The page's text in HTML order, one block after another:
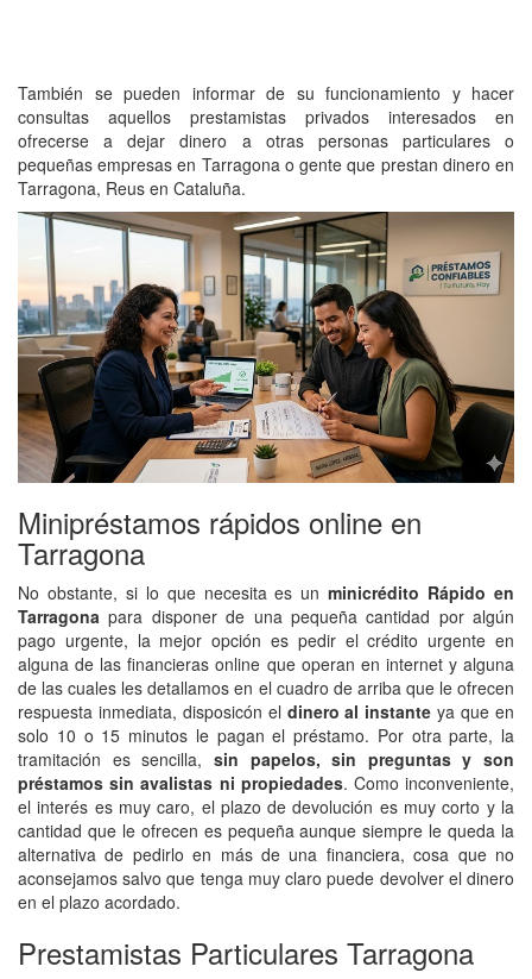
También se pueden informar de su funcionamiento y hacer
consultas aquellos prestamistas privados interesados en
ofrecerse a dejar dinero a otras personas particulares o
pequeñas empresas en Tarragona o gente que prestan dinero en
Tarragona, Reus en Cataluña.
Minipréstamos rápidos online en
Tarragona
No obstante, si lo que necesita es unminicrédito Rápido en
Tarragona para disponer de una pequeña cantidad por algún
pago urgente, la mejor opción es pedir el crédito urgente en
alguna de las financieras online que operan en internet y alguna
de las cuales les detallamos en el cuadro de arriba que le ofrecen
respuesta inmediata, disposicón el dinero al instante ya que en
solo 10 o 15 minutos le pagan el préstamo. Por otra parte, la
tramitación es sencilla, sin papelos, sin preguntas y son
préstamos sin avalistas ni propiedades. Como inconveniente,
el interés es muy caro, el plazo de devolución es muy corto y la
cantidad que le ofrecen es pequeña aunque siempre le queda la
alternativa de pedirlo en más de una financiera, cosa que no
aconsejamos salvo que tenga muy claro puede devolver el dinero
en el plazo acordado.
Prestamistas Particulares Tarragona